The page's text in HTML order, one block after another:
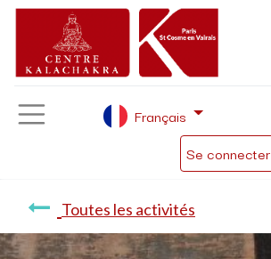
Se connecter
Français
Toutes les activités